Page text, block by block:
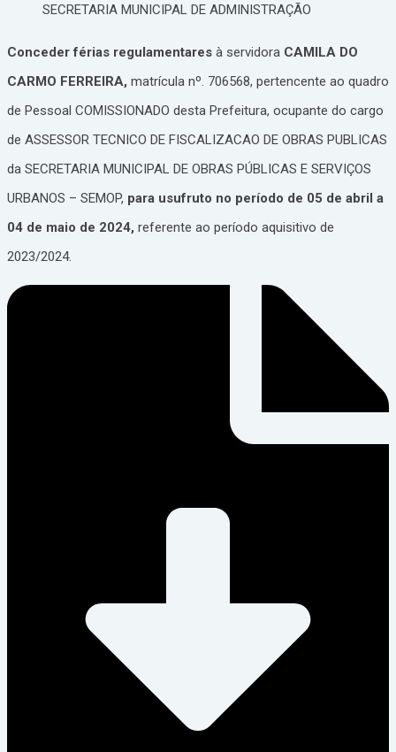
SECRETARIA MUNICIPAL DE ADMINISTRAÇÃO
Conceder férias regulamentares à servidora CAMILA DO
CARMO FERREIRA, matrícula nº. 706568, pertencente ao quadro
de Pessoal COMISSIONADO desta Prefeitura, ocupante do cargo
de ASSESSOR TECNICO DE FISCALIZACAO DE OBRAS PUBLICAS
da SECRETARIA MUNICIPAL DE OBRAS PÚBLICAS E SERVIÇOS
URBANOS – SEMOP, para usufruto no período de 05 de abril a
04 de maio de 2024, referente ao período aquisitivo de
2023/2024.